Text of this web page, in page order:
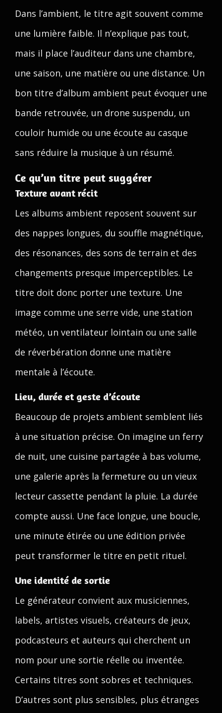
Dans l’ambient, le titre agit souvent comme
une lumière faible. Il n’explique pas tout,
mais il place l’auditeur dans une chambre,
une saison, une matière ou une distance. Un
bon titre d’album ambient peut évoquer une
bande retrouvée, un drone suspendu, un
couloir humide ou une écoute au casque
sans réduire la musique à un résumé.
Ce qu’un titre peut suggérer
Texture avant récit
Les albums ambient reposent souvent sur
des nappes longues, du souffle magnétique,
des résonances, des sons de terrain et des
changements presque imperceptibles. Le
titre doit donc porter une texture. Une
image comme une serre vide, une station
météo, un ventilateur lointain ou une salle
de réverbération donne une matière
mentale à l’écoute.
Lieu, durée et geste d’écoute
Beaucoup de projets ambient semblent liés
à une situation précise. On imagine un ferry
de nuit, une cuisine partagée à bas volume,
une galerie après la fermeture ou un vieux
lecteur cassette pendant la pluie. La durée
compte aussi. Une face longue, une boucle,
une minute étirée ou une édition privée
peut transformer le titre en petit rituel.
Une identité de sortie
Le générateur convient aux musiciennes,
labels, artistes visuels, créateurs de jeux,
podcasteurs et auteurs qui cherchent un
nom pour une sortie réelle ou inventée.
Certains titres sont sobres et techniques.
D’autres sont plus sensibles, plus étranges